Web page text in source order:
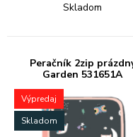
Skladom
Peračník 2zip
Garden 531651A
Výpredaj
Skladom